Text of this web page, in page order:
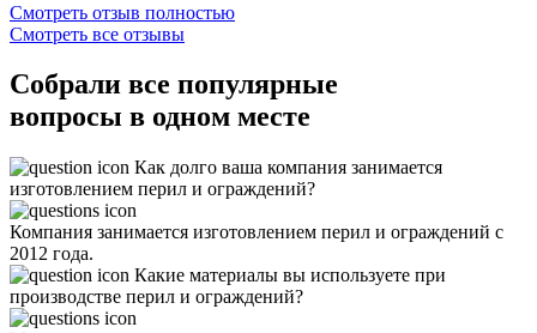
Смотреть отзыв полностью
Смотреть все отзывы
Собрали все популярные
вопросы в одном месте
Как долго ваша компания занимается
изготовлением перил и ограждений?
Компания занимается изготовлением перил и ограждений с
2012 года.
Какие материалы вы используете при
производстве перил и ограждений?